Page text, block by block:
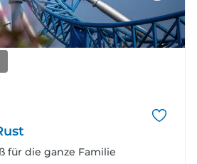
für die ganze Familie